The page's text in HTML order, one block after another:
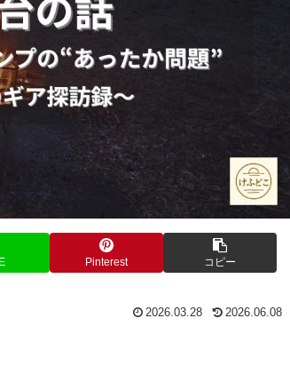
Pinterest コピー
2026.03.28 2026.06.08